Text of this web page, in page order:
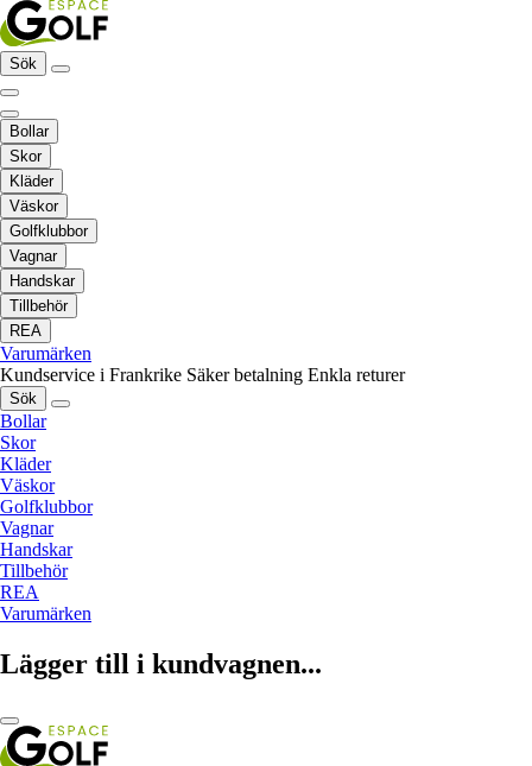
Sök
Bollar
Skor
Kläder
Väskor
Golfklubbor
Vagnar
Handskar
Tillbehör
REA
Varumärken
Kundservice i Frankrike Säker betalning Enkla returer
Sök
Bollar
Skor
Kläder
Väskor
Golfklubbor
Vagnar
Handskar
Tillbehör
REA
Varumärken
Lägger till i kundvagnen...